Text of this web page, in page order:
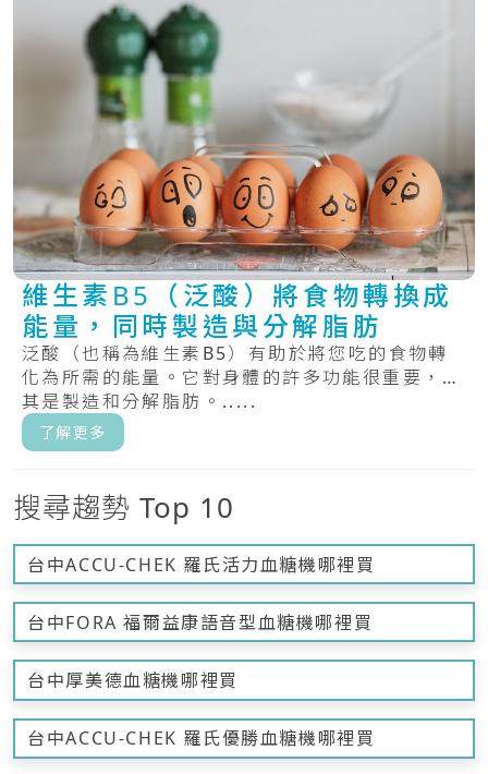
維生素B5（泛酸）將食物轉換成
能量，同時製造與分解脂肪
泛酸（也稱為維生素B5）有助於將您吃的食物轉
化為所需的能量。它對身體的許多功能很重要，尤
其是製造和分解脂肪。.....
了解更多
搜尋趨勢 Top 10
台中ACCU-CHEK 羅氏活力血糖機哪裡買
台中FORA 福爾益康語音型血糖機哪裡買
台中厚美德血糖機哪裡買
台中ACCU-CHEK 羅氏優勝血糖機哪裡買